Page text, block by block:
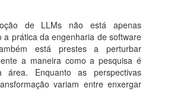
de LLMs não está apenas
a prática da engenharia de software
está prestes a perturbar
a maneira como a pesquisa é
área. Enquanto as perspectivas
variam entre enxergar